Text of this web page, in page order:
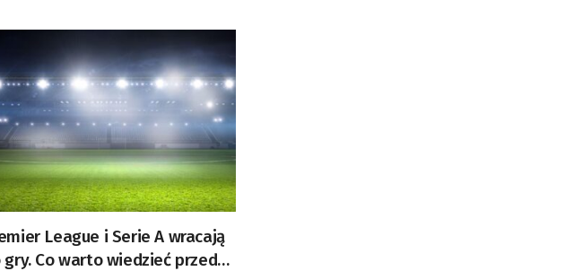
League i Serie A wracają
gry. Co warto wiedzieć przed